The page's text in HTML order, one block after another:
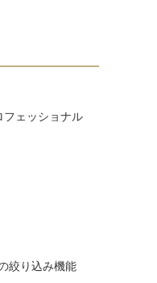
フェッショナル
絞り込み機能